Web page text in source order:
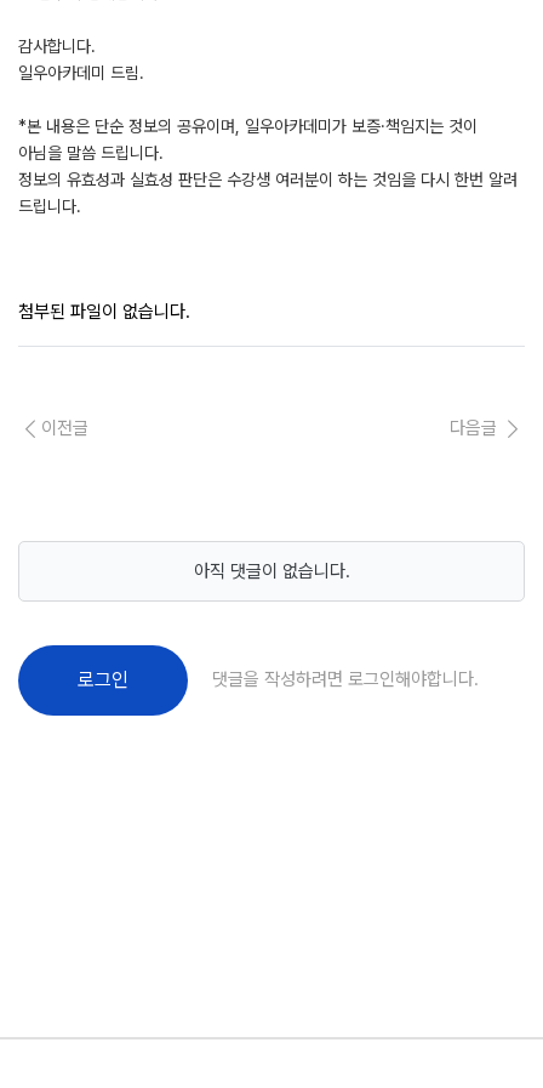
감사합니다.
일우아카데미 드림.
*본 내용은 단순 정보의 공유이며, 일우아카데미가 보증·책임지는 것이
아님을 말씀 드립니다.
정보의 유효성과 실효성 판단은 수강생 여러분이 하는 것임을 다시 한번 알려
드립니다.
첨부된 파일이 없습니다.
이전글 다음글
아직 댓글이 없습니다.
로그인 댓글을 작성하려면 로그인해야합니다.